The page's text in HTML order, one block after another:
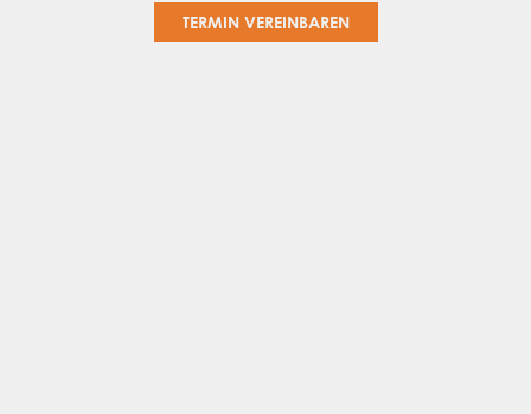
TERMIN VEREINBAREN